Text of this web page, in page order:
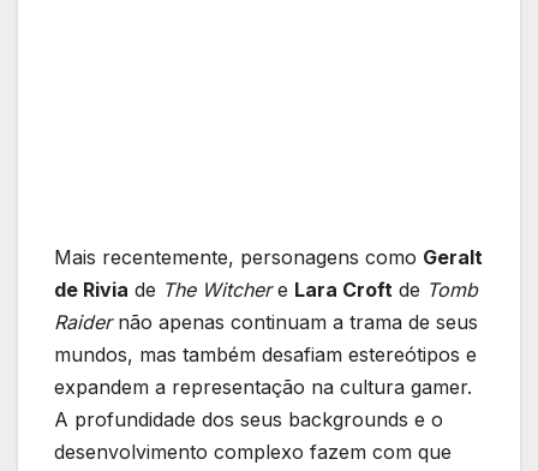
Mais recentemente, personagens como‍ Geralt
de Rivia de The Witchere Lara Croft de‌ Tomb ​
Raidernão apenas continuam a trama de seus
mundos,⁣ mas⁣ também desafiam​ estereótipos e
expandem a representação na cultura gamer.
A​ profundidade​ dos ⁤seus backgrounds e ⁢o
desenvolvimento complexo‌ fazem⁢ com que